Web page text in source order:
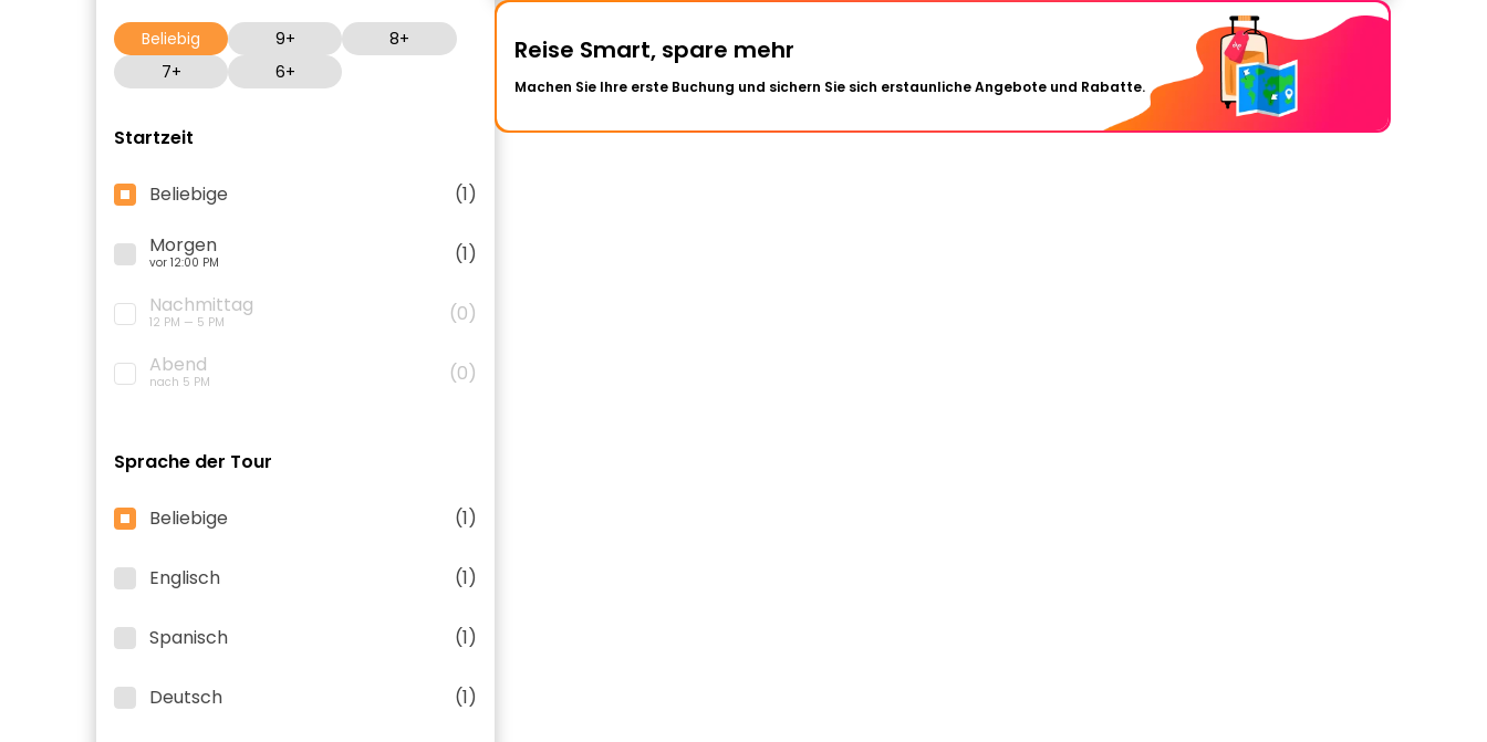
Beliebig 9+
8+
7+
6+
Startzeit
Beliebige
(1)
Morgen
vor 12:00 PM
(1)
Nachmittag
12 PM — 5 PM
(0)
Abend
nach 5 PM (0)
Sprache der Tour
Beliebige (1)
Englisch (1)
Spanisch (1)
Deutsch (1)
Reise Smart, spare mehr
Machen Sie Ihre erste Buchung und sichern Sie sich erstaunliche Angebote und Rabatte.